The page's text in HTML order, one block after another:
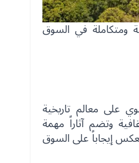
ومتكاملة في السوق
على معالم تاريخية
وتضم آثاراً مهمة
إيجاباً على السوق